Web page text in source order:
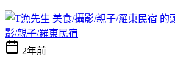
影/親子/羅東民宿
2年前